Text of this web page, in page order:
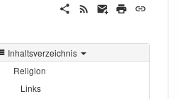
Inhaltsverzeichnis
Religion
Links